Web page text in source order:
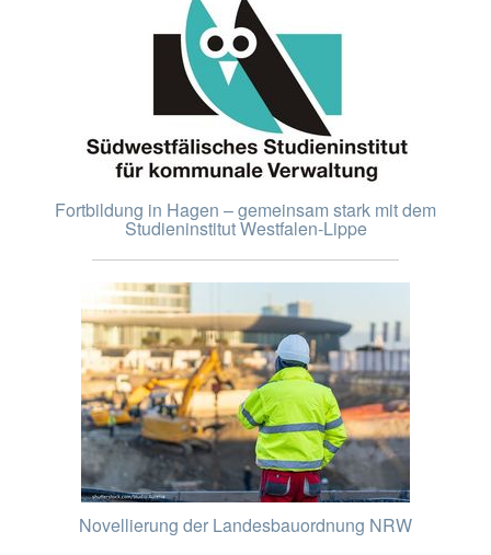
Fortbildung in Hagen – gemeinsam stark mit dem
Studieninstitut Westfalen-Lippe
Novellierung der Landesbauordnung NRW